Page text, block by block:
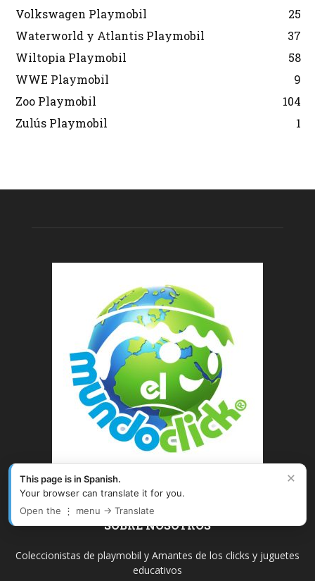
Volkswagen Playmobil
25
Waterworld y Atlantis Playmobil
37
Wiltopia Playmobil
58
WWE Playmobil
9
Zoo Playmobil
104
Zulús Playmobil
1
SOBRE NOSOTROS
Coleccionistas de playmobil y Amantes de los clicks y juguetes
educativos
×
This page is in Spanish.
Your browser can translate it for you.
Open the ⋮ menu → Translate